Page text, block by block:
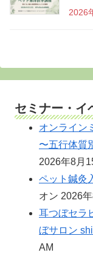
2026
セミナー・イ
オンライン
〜五行体質
2026年8月
ペット鍼灸
オン 2026
耳つぼセラ
ぼサロン
AM